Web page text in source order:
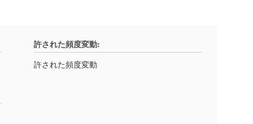
許された頻度変動:
許された頻度変動